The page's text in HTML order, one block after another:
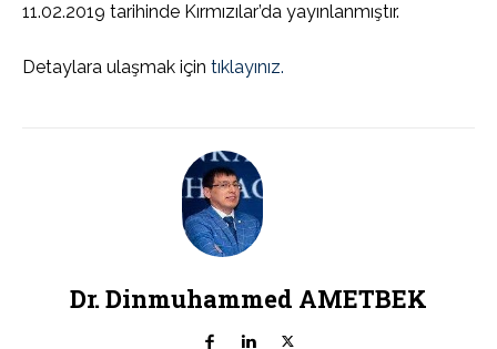
11.02.2019 tarihinde Kırmızılar’da yayınlanmıştır.
Detaylara ulaşmak için tıklayınız.
Dr. Dinmuhammed AMETBEK